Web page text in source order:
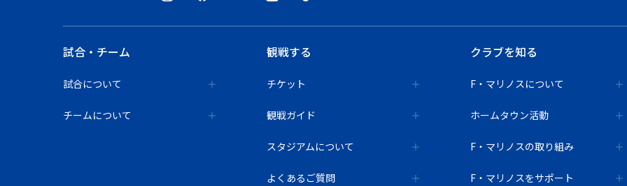
試合・チーム
試合について
チームについて
観戦する
チケット
観戦ガイド
スタジアムについて
よくあるご質問
クラブを知る
F・マリノスについて
ホームタウン活動
F・マリノスの取り組み
F・マリノスをサポート